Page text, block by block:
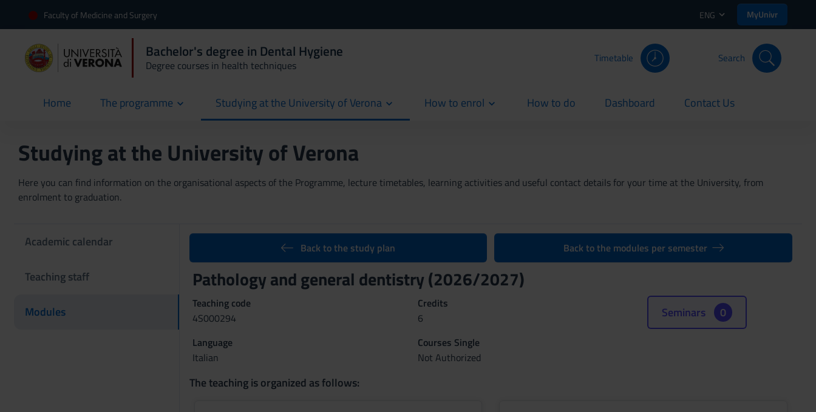
Faculty of Medicine and Surgery ENG MyUnivr
Bachelor's degree in Dental Hygiene
Degree courses in health techniques
Timetable Search
Home
current The programme Studying at the University of Verona How to enrol How to do
current Dashboard
current Contact Us
current
Studying at the University of Verona
Here you can find information on the organisational aspects of the Programme, lecture timetables, learning activities and useful contact details for your time at the University, from
enrolment to graduation.
Academic calendar
Teaching staff
Modules
Back to the study plan Back to the modules per semester
Pathology and general dentistry (2026/2027)
Teaching code
4S000294
Credits
6
Language
Italian
Courses Single
Not Authorized
Seminars 0
The teaching is organized as follows: